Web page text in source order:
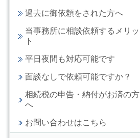
過去に御依頼をされた方へ
当事務所に相談依頼するメリッ
ト
平日夜間も対応可能です
面談なしで依頼可能ですか？
相続税の申告・納付がお済の方
へ
お問い合わせはこちら